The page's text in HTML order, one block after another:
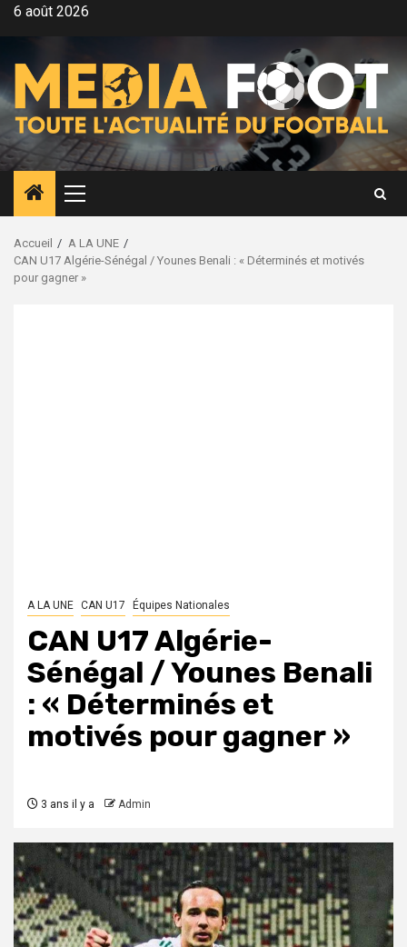
Aller6 août 2026
Menu
principal
Accueil
A LA UNE
CAN U17 Algérie-Sénégal / Younes Benali : « Déterminés et motivés
pour gagner »
A LA UNE CAN U17 Équipes Nationales
CAN U17 Algérie-
Sénégal / Younes Benali
: « Déterminés et
motivés pour gagner »
3 ans il y a Admin